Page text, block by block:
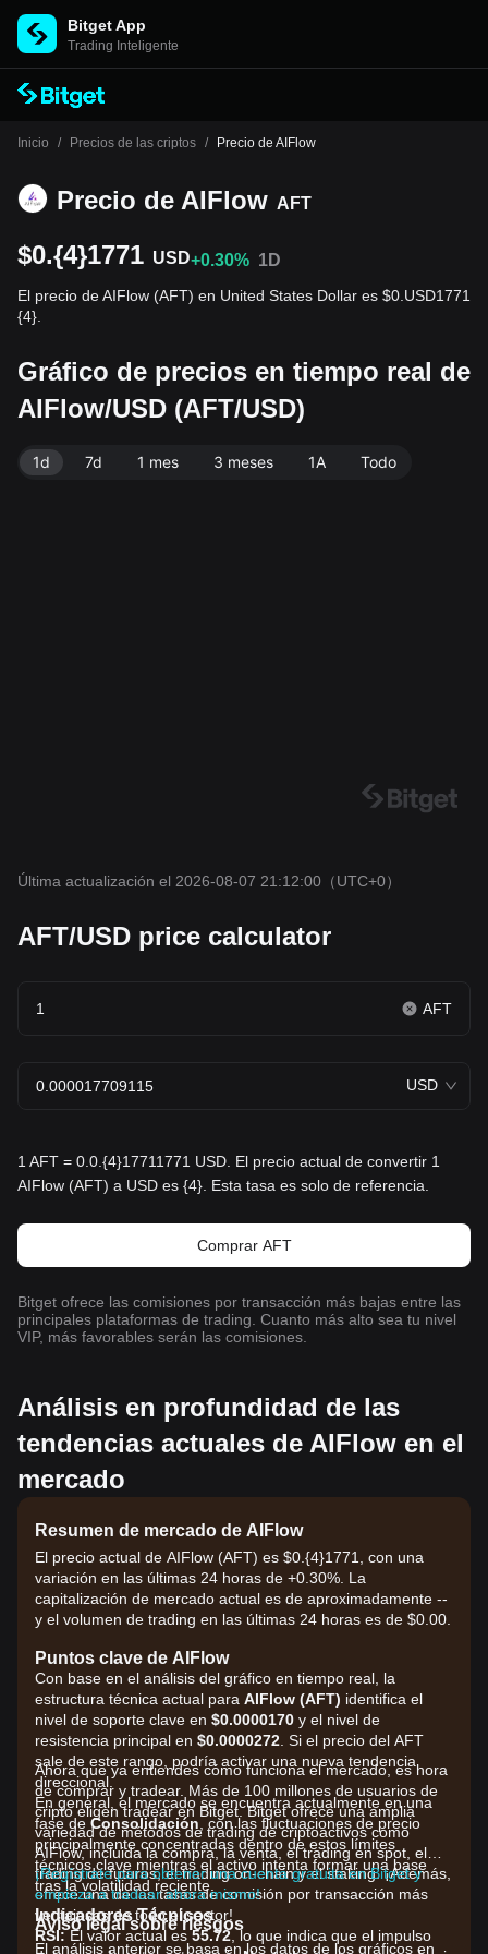
Bitget App
Trading Inteligente
Inicio / Precios de las criptos / Precio de AIFlow
Precio de AIFlow AFT
$0.{4}1771 USD+0.30% 1D
El precio de AIFlow (AFT) en United States Dollar es $0.USD1771
{4}.
Gráfico de precios en tiempo real de
AIFlow/USD (AFT/USD)
1d 7d 1 mes 3 meses 1A Todo
Última actualización el 2026-08-07 21:12:00 （UTC+0）
AFT/USD price calculator
AFT
USD
1 AFT = 0.0.{4}17711771 USD. El precio actual de convertir 1
AIFlow (AFT) a USD es {4}. Esta tasa es solo de referencia.
Comprar AFT
Bitget ofrece las comisiones por transacción más bajas entre las
principales plataformas de trading. Cuanto más alto sea tu nivel
VIP, más favorables serán las comisiones.
Análisis en profundidad de las
tendencias actuales de AIFlow en el
mercado
Resumen de mercado de AIFlow
El precio actual de AIFlow (AFT) es $0.{​4}1771, con una
variación en las últimas 24 horas de +0.30%. La
capitalización de mercado actual es de aproximadamente --
y el volumen de trading en las últimas 24 horas es de $0.00.
Puntos clave de AIFlow
Con base en el análisis del gráfico en tiempo real, la
estructura técnica actual para AIFlow (AFT) identifica el
nivel de soporte clave en $0.0000170 y el nivel de
resistencia principal en $0.0000272 . Si el precio del AFT
sale de este rango, podría activar una nueva tendencia
direccional.
En general, el mercado se encuentra actualmente en una
fase de Consolidación , con las fluctuaciones de precio
principalmente concentradas dentro de estos límites
técnicos clave mientras el activo intenta formar una base
tras la volatilidad reciente.
Indicadores Técnicos
RSI:El valor actual es55.72, lo que indica que el impulso
Ahora que ya entiendes cómo funciona el mercado, es hora
de comprar y tradear. Más de 100 millones de usuarios de
cripto eligen tradear en Bitget. Bitget ofrece una amplia
variedad de métodos de trading de criptoactivos como
AIFlow, incluida la compra, la venta, el trading en spot, el
trading de futuros, el trading on-chain y el staking. ¡Además,
ofrece una de las tasas de comisión por transacción más
ventajosas de todo el sector!
¡Regístrate para obtener una cuenta gratuita en Bitget y
empieza a tradear ahora mismo!
Aviso legal sobre riesgos
El análisis anterior se basa en los datos de los gráficos en